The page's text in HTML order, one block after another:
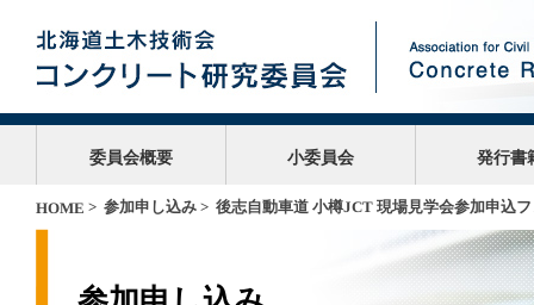
委員会概要 小委員会 発行書
HOME >参加申し込み> 後志自動車道 小樽JCT 現場見学会参加申込